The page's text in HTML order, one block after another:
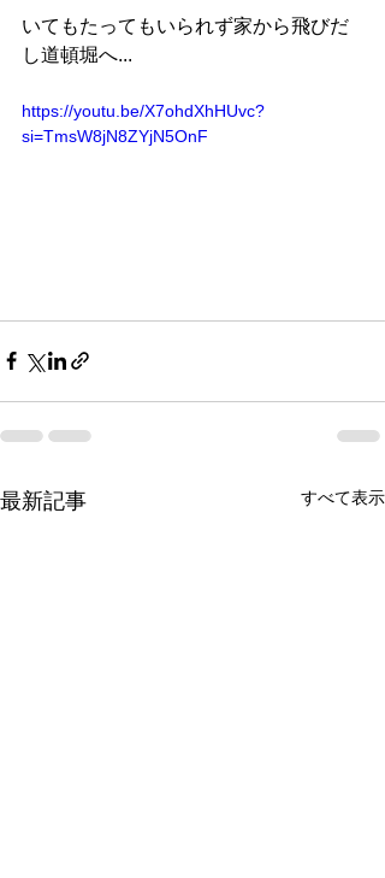
いてもたってもいられず家から飛びだ
し道頓堀へ...
https://youtu.be/X7ohdXhHUvc?
si=TmsW8jN8ZYjN5OnF
最新記事 すべて表示